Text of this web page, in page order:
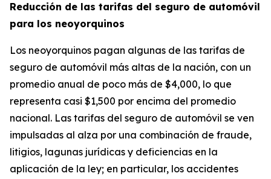
Reducción de las tarifas del seguro de automóvil
para los neoyorquinos
Los neoyorquinos pagan algunas de las tarifas de
seguro de automóvil más altas de la nación, con un
promedio anual de poco más de $4,000, lo que
representa casi $1,500 por encima del promedio
nacional. Las tarifas del seguro de automóvil se ven
impulsadas al alza por una combinación de fraude,
litigios, lagunas jurídicas y deficiencias en la
aplicación de la ley; en particular, los accidentes